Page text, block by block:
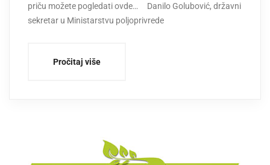
priču možete pogledati ovde… Danilo Golubović, državni
sekretar u Ministarstvu poljoprivrede
Pročitaj više